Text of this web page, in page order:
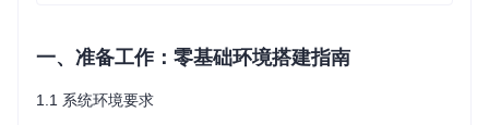
一、准备工作：零基础环境搭建指南
1.1 系统环境要求